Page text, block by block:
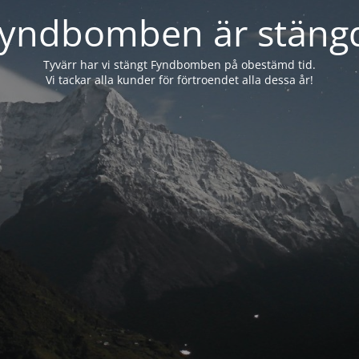
är
Tyvärr har vi stängt Fyndbomben på obestämd tid.
Vi tackar alla kunder för förtroendet alla dessa år!